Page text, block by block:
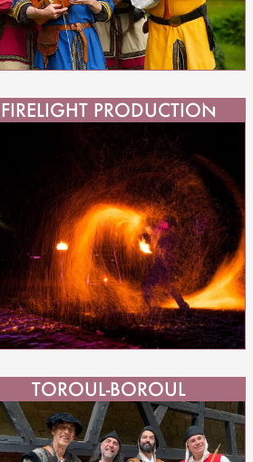
FIRELIGHT PRODUCTION
TOROUL-BOROUL